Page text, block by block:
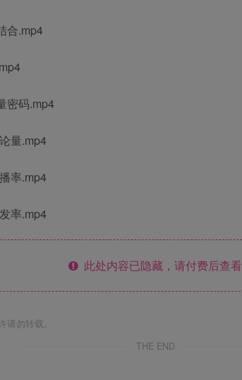
合.mp4
密码.mp4
量.mp4
率.mp4
率.mp4
此处内容已隐藏，请付费后查看
勿转载。
THE END